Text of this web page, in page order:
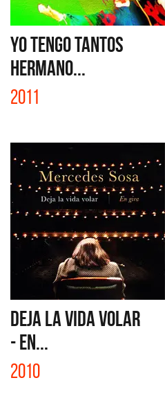
YO TENGO TANTOS
HERMANO...
2011
DEJA LA VIDA VOLAR
- EN...
2010